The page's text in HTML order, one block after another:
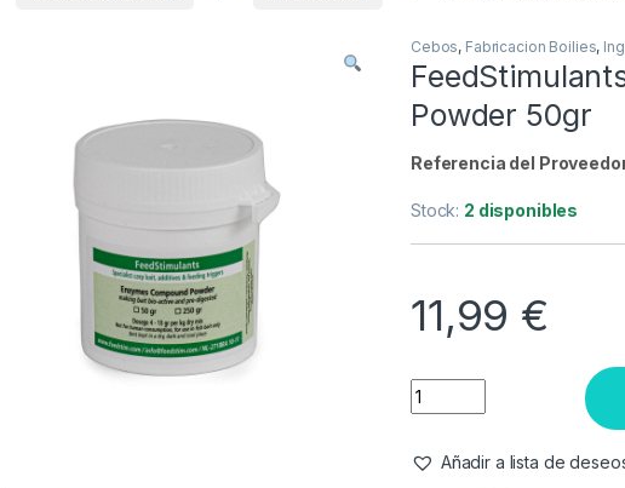
Búsqueda no disponible
No se pudo cargar el widget de búsqueda.
Reintentar
Cebos, Fabricacion Boilies,
Powder 50gr
Referencia del
Stock: 2 disponibles
11,99 €
Añadir a lista de